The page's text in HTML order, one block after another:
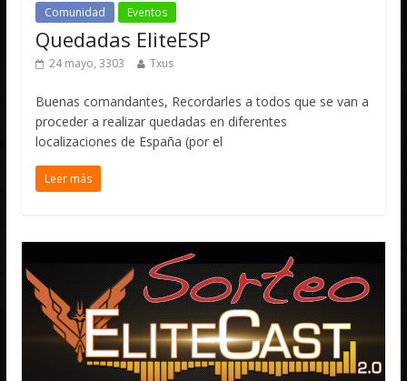
Comunidad Eventos
Quedadas EliteESP
24 mayo, 3303 Txus
Buenas comandantes, Recordarles a todos que se van a
proceder a realizar quedadas en diferentes
localizaciones de España (por el
Leer más